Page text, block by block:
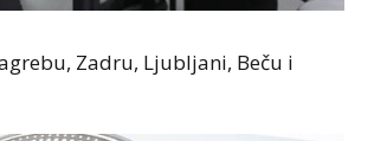
Zadru, Ljubljani, Beču i